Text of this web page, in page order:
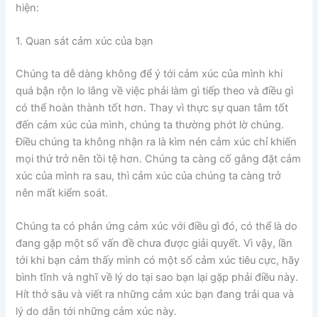
hiện:
1. Quan sát cảm xúc của bạn
Chúng ta dễ dàng không để ý tới cảm xúc của mình khi
quá bận rộn lo lắng về việc phải làm gì tiếp theo và điều gì
có thể hoàn thành tốt hơn. Thay vì thực sự quan tâm tốt
đến cảm xúc của mình, chúng ta thường phớt lờ chúng.
Điều chúng ta không nhận ra là kìm nén cảm xúc chỉ khiến
mọi thứ trở nên tồi tệ hơn. Chúng ta càng cố gắng đặt cảm
xúc của mình ra sau, thì cảm xúc của chúng ta càng trở
nên mất kiểm soát.
Chúng ta có phản ứng cảm xúc với điều gì đó, có thể là do
đang gặp một số vấn đề chưa được giải quyết. Vì vậy, lần
tới khi bạn cảm thấy mình có một số cảm xúc tiêu cực, hãy
bình tĩnh và nghĩ về lý do tại sao bạn lại gặp phải điều này.
Hít thở sâu và viết ra những cảm xúc bạn đang trải qua và
lý do dẫn tới những cảm xúc này.